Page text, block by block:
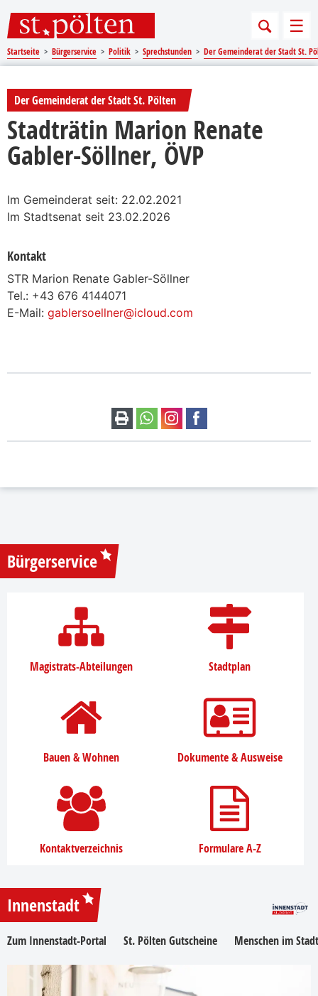
Startseite Bürgerservice Politik Sprechstunden Der Gemeinderat der Stadt St.
Der Gemeinderat der Stadt St. Pölten
Stadträtin Marion Renate
Gabler-Söllner, ÖVP
Im Gemeinderat seit: 22.02.2021
Im Stadtsenat seit 23.02.2026
Kontakt
STR Marion Renate Gabler-Söllner
Tel.: +43 676 4144071
E-Mail: gablersoellner@icloud.com
Bürgerservice
Magistrats-Abteilungen Stadtplan
Bauen & Wohnen Dokumente & Ausweise
Kontaktverzeichnis Formulare A-Z
Innenstadt
Zum Innenstadt-Portal St. Pölten Gutscheine Menschen im